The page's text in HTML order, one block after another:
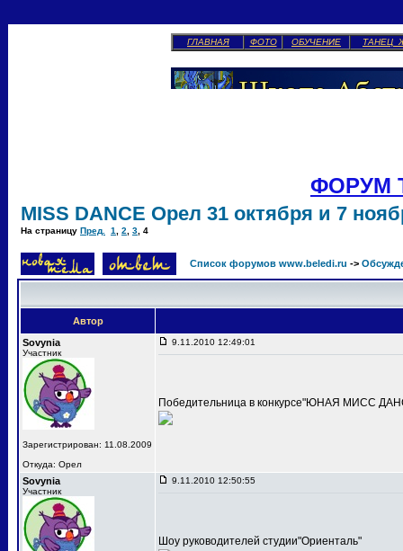
ГЛАВНАЯ ФОТО ОБУЧЕНИЕ ТАНЕЦ
ФОРУМ
MISS DANCE Орел 31 октября и 7
На страницу Пред. 1 2 3 4
Список форумов www.beledi.ru ->
Автор
Sovynia
Участник
Зарегистрирован: 11.08.2009
Откуда: Орел
9.11.2010 12:49:01
Победительница в конкурсе"ЮНАЯ МИСС
Sovynia
Участник
9.11.2010 12:50:55
Шоу руководителей студии"Ориенталь"